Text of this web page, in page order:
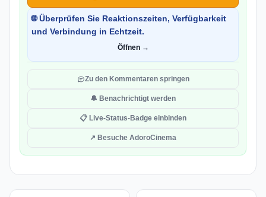
🌐 Überprüfen Sie Reaktionszeiten, Verfügbarkeit
und Verbindung in Echtzeit.
Öffnen →
Zu den Kommentaren springen
🔔 Benachrichtigt werden
📋 Live-Status-Badge einbinden
↗ Besuche AdoroCinema